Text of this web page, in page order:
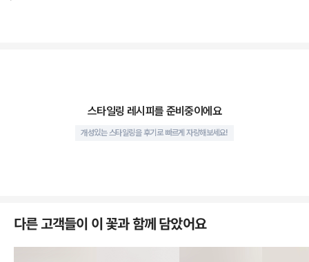
스타일링 레시피를 준비중이에요
개성있는 스타일링을 후기로 빠르게 자랑해보세요!
다른 고객들이 이 꽃과 함께 담았어요